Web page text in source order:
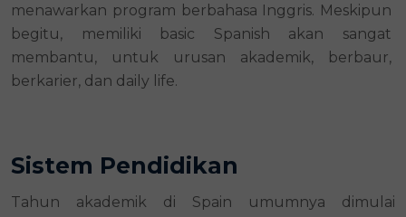
menawarkan program berbahasa Inggris. Meskipun
begitu, memiliki basic Spanish akan sangat
membantu, untuk urusan akademik, berbaur,
berkarier, dan daily life.
Sistem Pendidikan
Tahun akademik di Spain umumnya dimulai